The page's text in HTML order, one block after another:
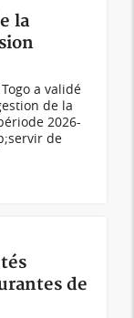
la
a validé
de la
2026-
de
de